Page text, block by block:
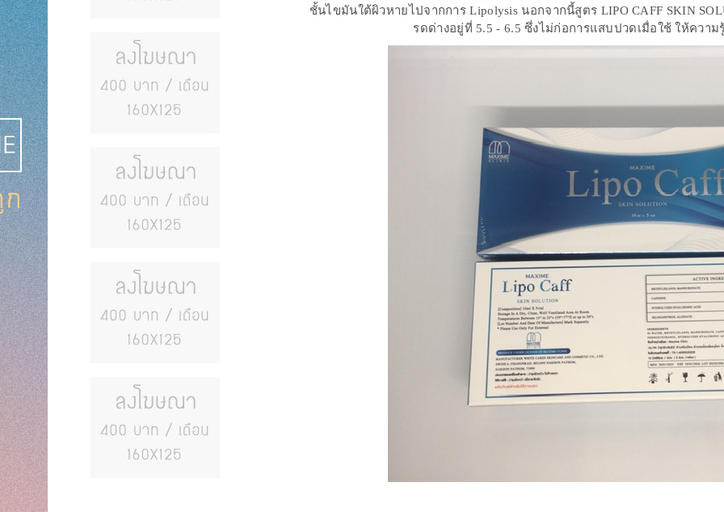
ชั้นไขมันใต้ผิวหายไปจากการ Lipolysis นอกจากนี้สูตร LIPO CAFF SKIN
รดด่างอยู่ที่ 5.5 - 6.5 ซึ่งไม่ก่อการแสบปวดเมื่อใช้ ให้ควา